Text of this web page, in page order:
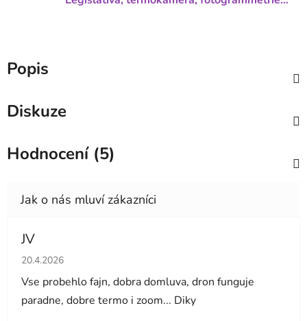
Popis
Diskuze
Hodnocení (5)
JV
Hodnocení obchodu je 5 z 5 hvězdiček.
20.4.2026
Vse probehlo fajn, dobra domluva, dron funguje
paradne, dobre termo i zoom... Diky